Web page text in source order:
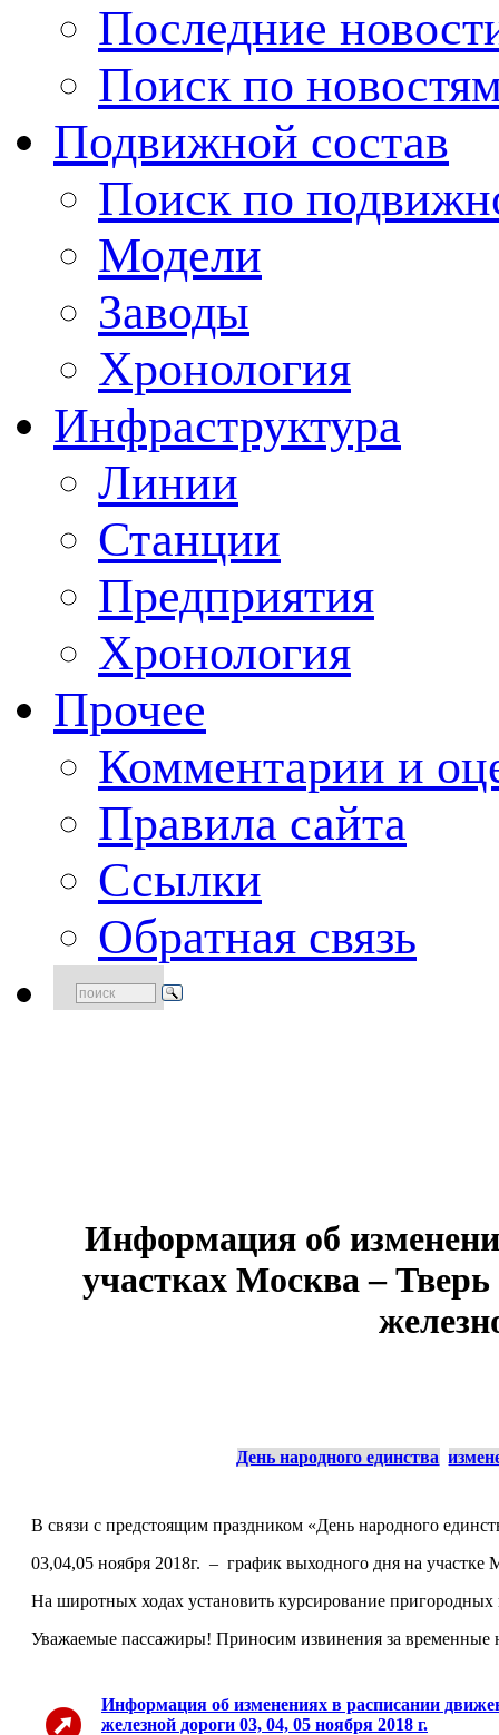
Последние
Поиск по
Подвижной состав
Поиск по
Модели
Заводы
Хронология
Инфраструктура
Линии
Станции
Предприятия
Хронология
Прочее
Комментарии и
Правила сайта
Ссылки
Обратная связь
Информация об
участках Москва –
День народного единства
В связи с предстоящим праздником «День народного
03,04,05 ноября 2018г. – график выходного дня на участке
На широтных ходах установить курсирование
Уважаемые пассажиры! Приносим извинения за временные
Информация об изменениях в расписании
железной дороги 03, 04, 05 ноября 2018 г.